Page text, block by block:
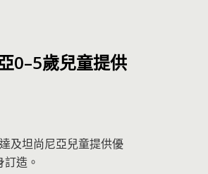
0–5歲兒童提供
及坦尚尼亞兒童提供優
造。